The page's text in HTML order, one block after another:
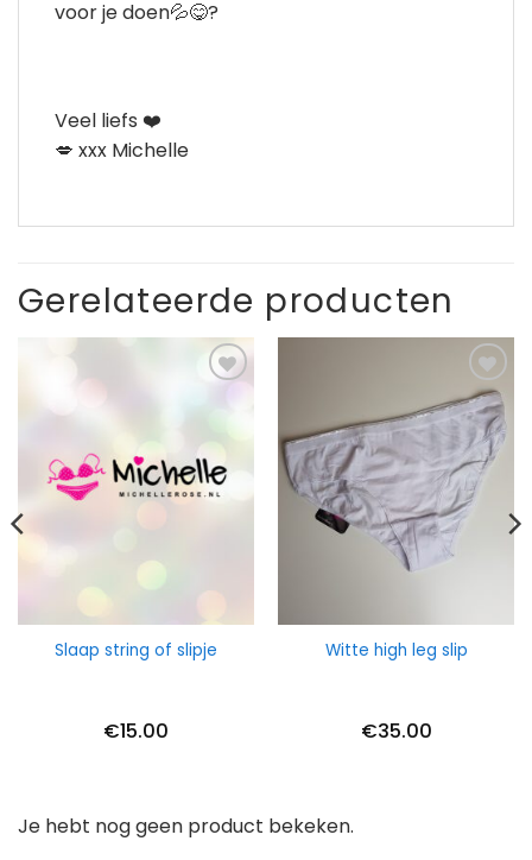
voor je doen💦😋?
Veel liefs ❤️
💋 xxx Michelle
Gerelateerde producten
Slaap string of slipje
€15.00
Witte high leg slip
€35.00
Je hebt nog geen product bekeken.